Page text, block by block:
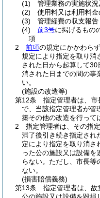
(1)
管理業務の実施状
(2)
使用料又は利用料
(3)
管理経費の収支報告
(4)
前3号に掲げるもの
項
2
前項の規定にかかわら
規定により指定を取り消
された日から起算して
消された日までの間の事
い。
(施設の改造等)
第12条
指定管理者は、市
で、当該指定管理者が管
築その他の改造を行って
2
指定管理者は、その指
満了後引き続き指定され
定により指定を取り消さ
った公の施設又は設備を
らない。 ただし、市長等
ない。
(損害賠償義務)
第13条
指定管理者は、故